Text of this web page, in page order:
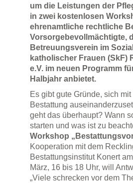
um die Leistungen der
in zwei kostenlosen
ehrenamtliche rechtliche
Vorsorgebevollmächtigte,
Betreuungsverein im
katholischer Frauen (SkF)
e.V. im neuen Programm
Halbjahr anbietet.
Es gibt gute Gründe, sich
Bestattung
geht das überhaupt? Wann
starten und was ist zu
Workshop
Kooperation mit dem
Bestattungsinstitut Konert
März, 16 bis 18 Uhr, will
„Viele schrecken vor dem